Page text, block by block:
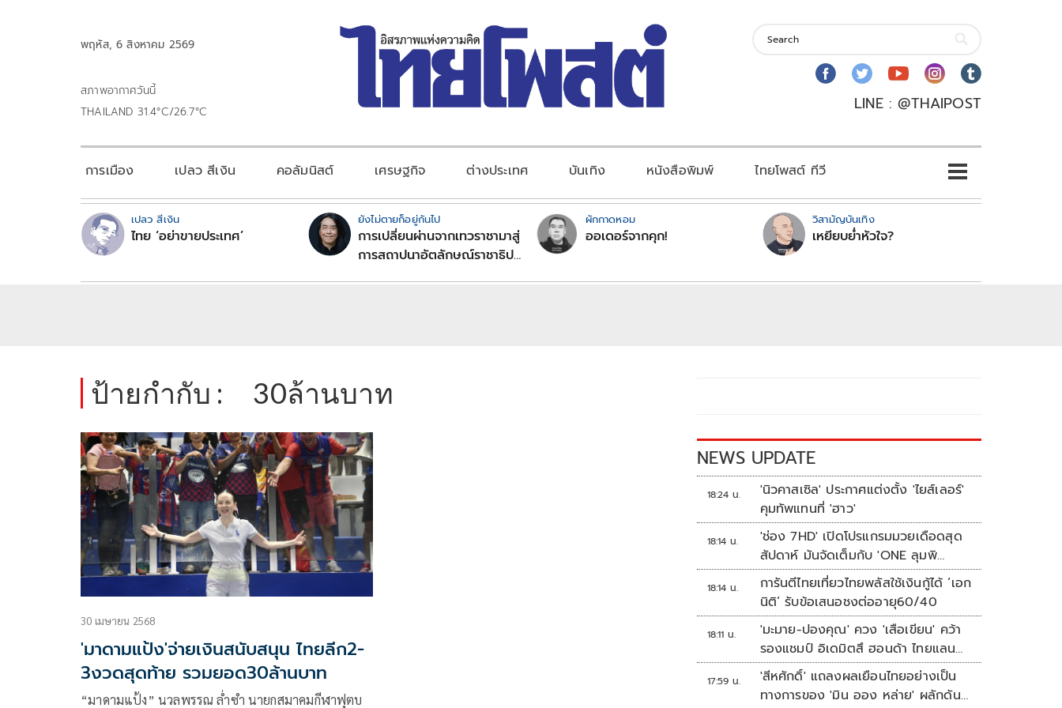
พฤหัส, 6 สิงหาคม 2569
สภาพอากาศวันนี้
THAILAND 31.4°C/26.7°C
LINE : @THAIPOST
การเมือง เปลว สีเงิน คอลัมนิสต์ เศรษฐกิจ ต่างประเทศ บันเทิง หนังสือพิมพ์ ไทยโพสต์ ทีวี
เปลว สีเงิน
ไทย ‘อย่าขายประเทศ’
ยังไม่ตายก็อยู่กันไป
การเปลี่ยนผ่านจากเทวราชามาสู่
การสถาปนาอัตลักษณ์ราชาธิป
ผักกาดหอม
ออเดอร์จากคุก!
วิสามัญบันเทิง
เหยียบย่ำหัวใจ?
ป้ายกำกับ : 30ล้านบาท
30 เมษายน 2568
'มาดามแป้ง'จ่ายเงินสนับสนุน ไทยลีก2-
3งวดสุดท้าย รวมยอด30ล้านบาท
“มาดามแป้ง” นวลพรรณ ล่ำซำ นายกสมาคมกีฬาฟุตบ
NEWS UPDATE
18:24 น.
'นิวคาสเซิล' ประกาศแต่งตั้ง 'ไยส์เลอร์'
คุมทัพแทนที่ 'ฮาว'
18:14 น.
'ช่อง 7HD' เปิดโปรแกรมมวยเดือดสุด
สัปดาห์ มันจัดเต็มกับ 'ONE ลุมพิ
นี 165-มวยไทย 7 สี'
18:14 น.
การันตีไทยเที่ยวไทยพลัสใช้เงินกู้ได้ ‘เอก
นิติ’ รับข้อเสนอชงต่ออายุ60/40
18:11 น.
'มะมาย-ปองคุณ' ควง 'เสือเขียน' คว้า
รองแชมป์ อิเดมิตสึ ฮอนด้า ไทยแลนด์
ทาเลนต์ คัพ สนาม 3
17:59 น.
'สีหศักดิ์' แถลงผลเยือนไทยอย่างเป็น
ทางการของ 'มิน ออง หล่าย' ผลักดัน